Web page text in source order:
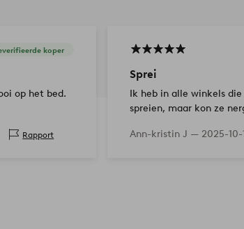
koper
op het bed.
Rapport
Sprei
Ik heb in alle winkels
spreien, maar kon ze
Ann-kristin J — 2025-10-